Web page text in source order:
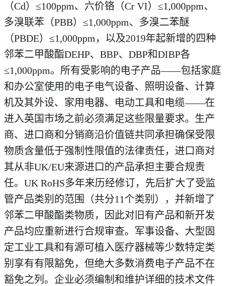
（Cd）≤100ppm、六价铬（Cr VI）≤1,000ppm、
多溴联苯（PBB）≤1,000ppm、多溴二苯醚
（PBDE）≤1,000ppm，以及2019年起新增的四种
邻苯二甲酸酯DEHP、BBP、DBP和DIBP各
≤1,000ppm。所有受影响的电子产品——包括家庭
和办公室使用的电子电气设备、照明设备、计算
机及其外设、家用电器、电动工具和电缆——在
进入英国市场之前必须满足这些限量要求。生产
商、进口商和分销商沿价值链共同承担确保受限
物质含量低于强制性限值的法律责任，进口商对
其从非UK/EU来源进口的产品承担主要合规责
任。UK RoHS多年来历经修订，先后扩大了受监
管产品类别的范围（共分11个类别），并新增了
邻苯二甲酸酯类物质，因此对旧有产品和新开发
产品均应重新进行合规审查。军事设备、大型固
定工业工具和有源可植入医疗器械等少数特定类
别享有有限豁免，但绝大多数消费电子产品不在
豁免之列。企业必须编制和维护详细的技术文件